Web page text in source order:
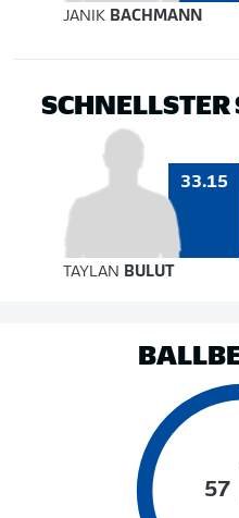
JANIK BACHMANN
33.15
TAYLAN BULUT
57